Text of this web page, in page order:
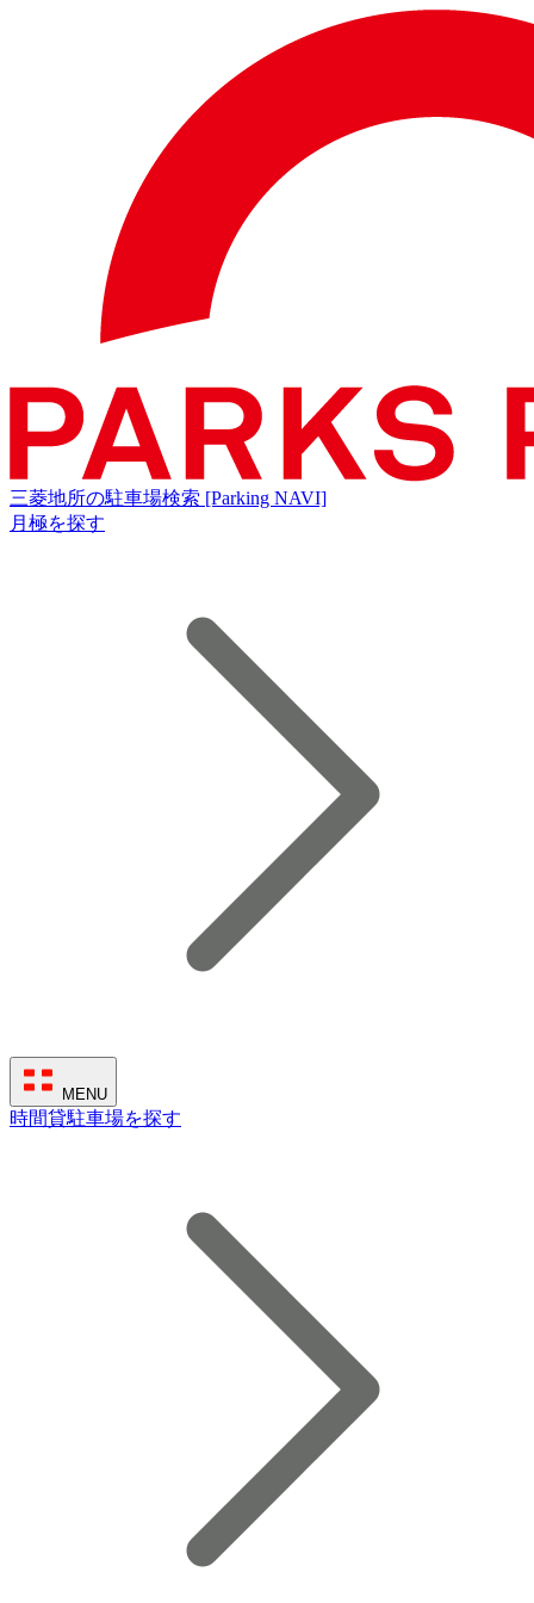
三菱地所の駐車場検索 [Parking NAVI]
月極を探す
MENU
時間貸駐車場を探す